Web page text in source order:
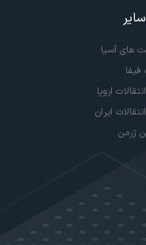
سایر
های آسیا
فیفا
اروپا
ایران
ژرمن